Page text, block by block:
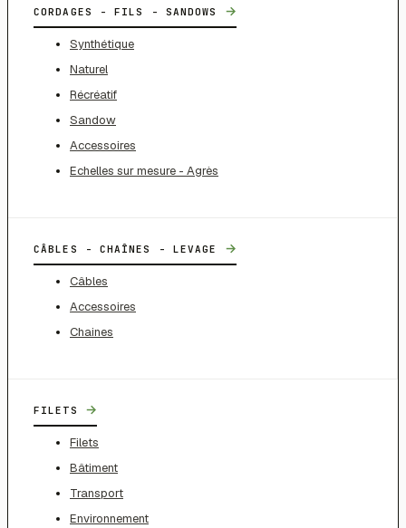
CORDAGES - FILS - SANDOWS →
Synthétique
Naturel
Récréatif
Sandow
Accessoires
Echelles sur mesure - Agrès
CÂBLES - CHAÎNES - LEVAGE →
Câbles
Accessoires
Chaines
FILETS →
Filets
Bâtiment
Transport
Environnement